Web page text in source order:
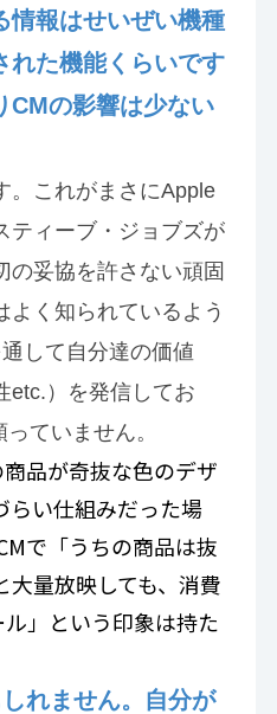
情報はせいぜい機種
れた機能くらいです
CMの影響は少ない
。これがまさにApple
ティーブ・ジョブズが
の妥協を許さない頑固
よく知られているよう
して自分達の価値
etc.）を発信してお
ていません。
品が奇抜な色のデザ
らい仕組みだった場
で「うちの商品は抜
量放映しても、消費
」という印象は持た
れません。自分が